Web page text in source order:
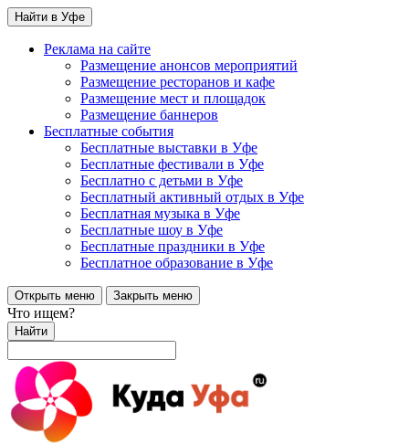
Найти в Уфе
Реклама на сайте
Размещение анонсов мероприятий
Размещение ресторанов и кафе
Размещение мест и площадок
Размещение баннеров
Бесплатные события
Бесплатные выставки в Уфе
Бесплатные фестивали в Уфе
Бесплатно с детьми в Уфе
Бесплатный активный отдых в Уфе
Бесплатная музыка в Уфе
Бесплатные шоу в Уфе
Бесплатные праздники в Уфе
Бесплатное образование в Уфе
Открыть меню Закрыть меню
Что ищем?
Найти